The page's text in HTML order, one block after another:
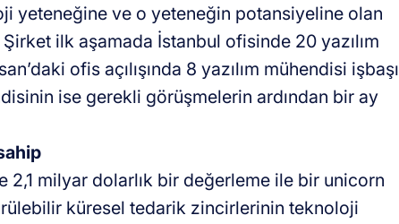
yeteneğine ve o yeteneğin potansiyeline olan
Şirket ilk aşamada İstanbul ofisinde 20 yazılım
ofis açılışında 8 yazılım mühendisi işbaşı
ise gerekli görüşmelerin ardından bir ay
2,1 milyar dolarlık bir değerleme ile bir unicorn
küresel tedarik zincirlerinin teknoloji